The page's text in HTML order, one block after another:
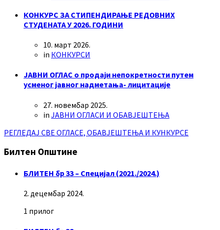
КОНКУРС ЗА СТИПЕНДИРАЊЕ РЕДОВНИХ
СТУДЕНАТА У 2026. ГОДИНИ
10. март 2026.
in КОНКУРСИ
ЈАВНИ ОГЛАС о продаји непокретности путем
усменог јавног надметања- лицитације
27. новембар 2025.
in ЈАВНИ ОГЛАСИ И ОБАВЈЕШТЕЊА
РЕГЛЕДАЈ СВЕ ОГЛАСЕ, ОБАВЈЕШТЕЊА И КУНКУРСЕ
Билтен Општине
БЛИТЕН бр 33 – Специјал (2021./2024.)
2. децембар 2024.
1 прилог